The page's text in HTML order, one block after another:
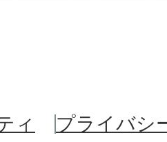
ィ
プライバシ